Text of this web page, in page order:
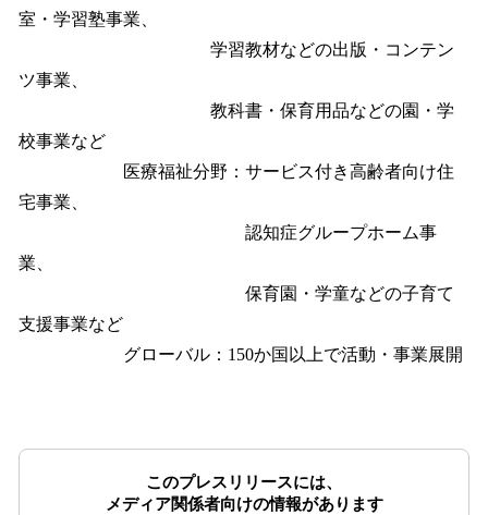
室・学習塾事業、
学習教材などの出版・コンテン
ツ事業、
教科書・保育用品などの園・学
校事業など
医療福祉分野：サービス付き高齢者向け住
宅事業、
認知症グループホーム事
業、
保育園・学童などの子育て
支援事業など
グローバル：150か国以上で活動・事業展開
このプレスリリースには、
メディア関係者向けの情報があります